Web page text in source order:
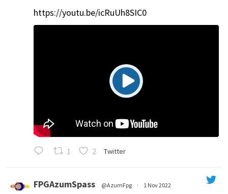
https://youtu.be/icRuUh8SIC0
1 2 Twitter
FPGAzumSpass @AzumFpg · 1 Nov 2022